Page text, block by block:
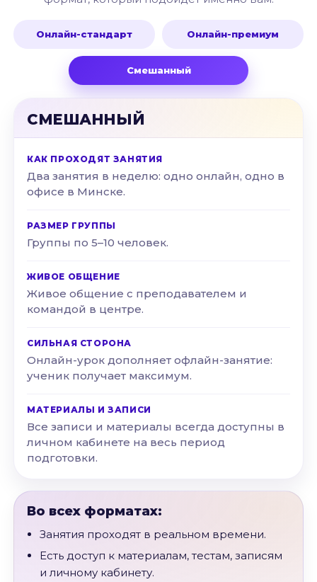
формат, который подойдёт именно вам.
Онлайн-стандарт Онлайн-премиум
СМЕШАННЫЙ
Два занятия в неделю: одно онлайн, одно в
офисе в Минске.
Группы по 5–10 человек.
Живое общение с преподавателем и
командой в центре.
Онлайн-урок дополняет офлайн-занятие:
ученик получает максимум.
Все записи и материалы всегда доступны в
личном кабинете на весь период
подготовки.
Во всех форматах:
Занятия проходят в реальном времени.
Есть доступ к материалам, тестам, записям